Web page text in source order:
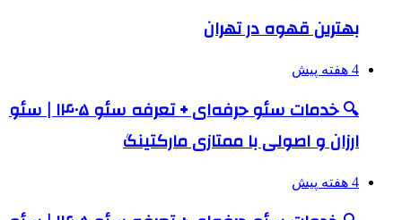
بهترین قهوه در تهران
4 هفته پیش
🔍 خدمات سئو حرفه‌ای + تعرفه سئو ۱۴۰۵ | سئو
ارزان و اصولی با ممتازی مارکتینگ
4 هفته پیش